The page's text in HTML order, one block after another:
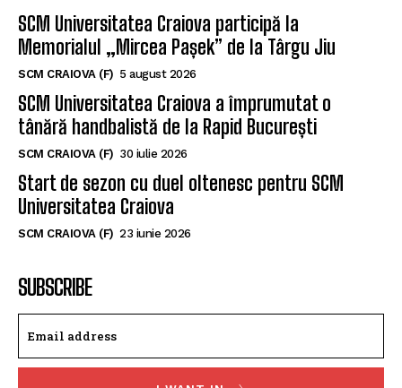
SCM Universitatea Craiova participă la
Memorialul „Mircea Pașek” de la Târgu Jiu
SCM CRAIOVA (F) 5 august 2026
SCM Universitatea Craiova a împrumutat o
tânără handbalistă de la Rapid București
SCM CRAIOVA (F) 30 iulie 2026
Start de sezon cu duel oltenesc pentru SCM
Universitatea Craiova
SCM CRAIOVA (F) 23 iunie 2026
SUBSCRIBE